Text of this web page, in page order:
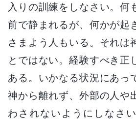
入りの訓練をしなさい。何
前で静まれるが、何かが起
さまよう人もいる。それは
とではない。経験すべき正
ある。いかなる状況にあっ
神から離れず、外部の人や
わされないようにしなさ